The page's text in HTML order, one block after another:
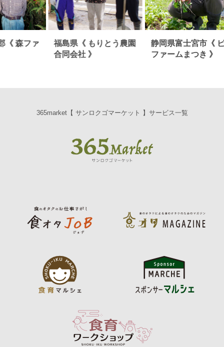
《 森ファ
福島県《 もりとう農園
合同会社 》
静岡県富士宮市《
ファームまつき 》
365market【 サンロクゴマーケット 】サービス一覧